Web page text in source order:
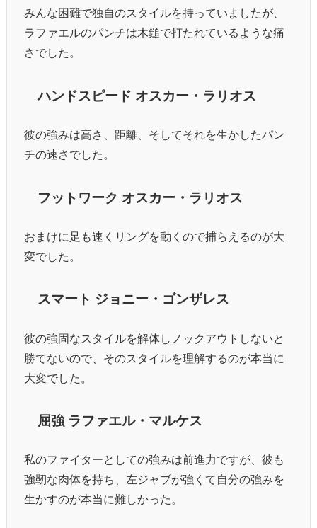
みんな困難で独自のスタイルを持っていましたが、
ラファエルのパンチは木鎚で打たれているような痛
さでした。
ハンドスピード オスカー・ラリオス
彼の強みは高さ、距離、そしてそれを生かしたパン
チの速さでした。
フットワーク オスカー・ラリオス
おまけに足も速くリングを動くので捕らえるのが大
変でした。
スマート ジョニー・ゴンザレス
彼の強固なスタイルを解体しノックアウトしないと
勝てないので、そのスタイルを理解するのが本当に
大変でした。
屈強 ラファエル・マルケス
私のファイターとしての強みは前進力ですが、彼も
強靭な肉体を持ち、左ジャブが強くて自分の強みを
生かすのが本当に難しかった。